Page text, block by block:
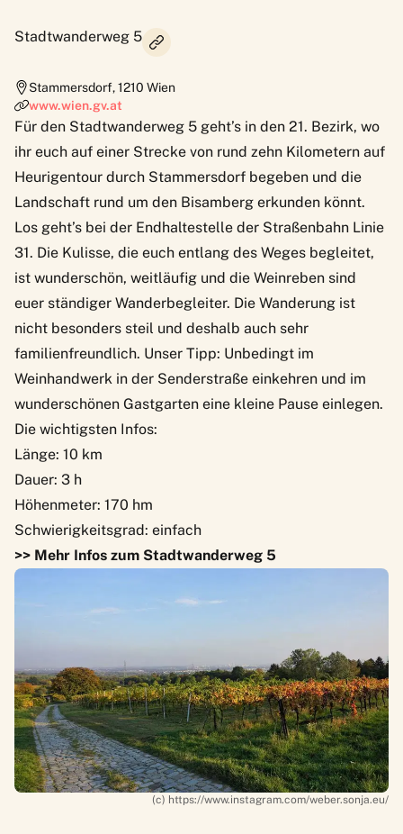
Stadtwanderweg 5
Stammersdorf,1210 Wien
www.wien.gv.at
Für den Stadtwanderweg 5 geht’s in den 21. Bezirk, wo
ihr euch auf einer Strecke von rund zehn Kilometern auf
Heurigentour durch Stammersdorf begeben und die
Landschaft rund um den Bisamberg erkunden könnt.
Los geht’s bei der Endhaltestelle der Straßenbahn Linie
31. Die Kulisse, die euch entlang des Weges begleitet,
ist wunderschön, weitläufig und die Weinreben sind
euer ständiger Wanderbegleiter. Die Wanderung ist
nicht besonders steil und deshalb auch sehr
familienfreundlich. Unser Tipp: Unbedingt im
Weinhandwerk in der Senderstraße einkehren und im
wunderschönen Gastgarten eine kleine Pause einlegen.
Die wichtigsten Infos:
Länge: 10 km
Dauer: 3 h
Höhenmeter: 170 hm
Schwierigkeitsgrad: einfach
>> Mehr Infos zum Stadtwanderweg 5
(c) https://www.instagram.com/weber.sonja.eu/